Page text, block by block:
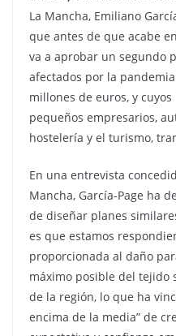
La Mancha, Emiliano
que antes de que acabe
va a aprobar un segundo
afectados por la
millones de euros, y
pequeños empresarios,
hostelería y el turismo,
En una entrevista
Mancha, García-Page ha
de diseñar planes
es que estamos
proporcionada al daño
máximo posible del tejido
de la región, lo que ha
encima de la media” de